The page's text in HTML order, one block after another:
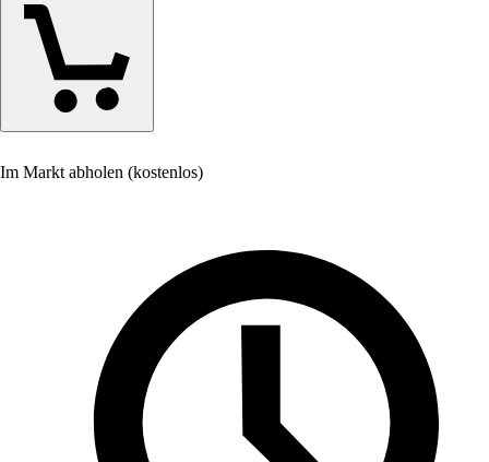
Im Markt abholen (kostenlos)